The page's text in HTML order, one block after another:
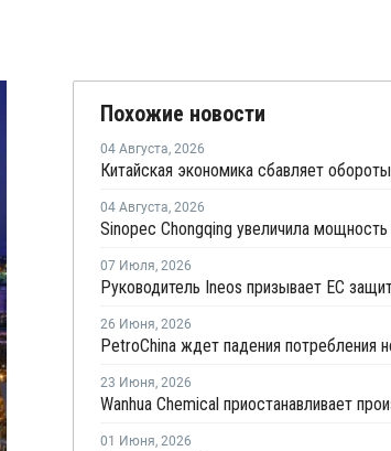
Похожие новости
04 Августа, 2026
Китайская экономика сбавляет обороты
04 Августа, 2026
07 Июля, 2026
26 Июня, 2026
23 Июня, 2026
01 Июня, 2026